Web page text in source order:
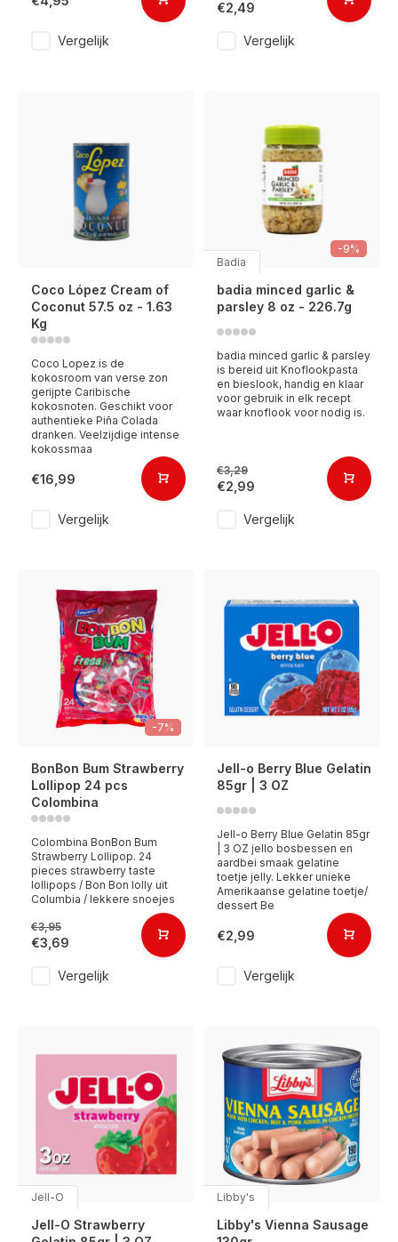
Vergelijk
€2,49
Vergelijk
Coco López Cream of
Coconut 57.5 oz - 1.63
Kg
Coco Lopez is de
kokosroom van verse zon
gerijpte Caribische
kokosnoten. Geschikt voor
authentieke Piña Colada
dranken. Veelzijdige intense
kokossmaa
€16,99
Vergelijk
-9%
Badia
badia minced garlic &
parsley 8 oz - 226.7g
badia minced garlic & parsley
is bereid uit Knoflookpasta
en bieslook, handig en klaar
voor gebruik in elk recept
waar knoflook voor nodig is.
€3,29
€2,99
Vergelijk
-7%
BonBon Bum Strawberry
Lollipop 24 pcs
Colombina
Colombina BonBon Bum
Strawberry Lollipop. 24
pieces strawberry taste
lollipops / Bon Bon lolly uit
Columbia / lekkere snoejes
€3,95
€3,69
Vergelijk
Jell-o Berry Blue Gelatin
85gr | 3 OZ
Jell-o Berry Blue Gelatin 85gr
| 3 OZ jello bosbessen en
aardbei smaak gelatine
toetje jelly. Lekker unieke
Amerikaanse gelatine toetje/
dessert Be
€2,99
Vergelijk
Jell-O
Jell-O Strawberry
Libby's
Libby's Vienna Sausage